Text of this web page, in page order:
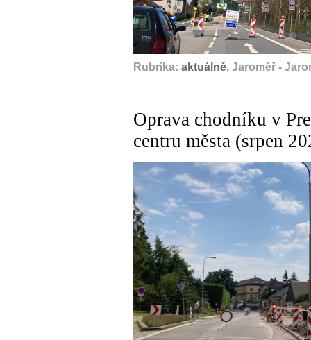
Rubrika: aktuálně, Jaroměř -
Oprava chodníku v
centru města (srpen